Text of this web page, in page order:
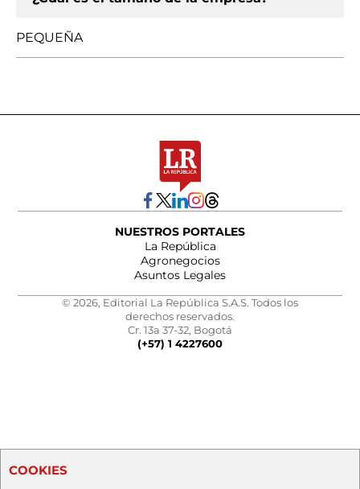
PEQUEÑA
NUESTROS PORTALES
La República
Agronegocios
Asuntos Legales
© 2026, Editorial La República S.A.S. Todos los
derechos reservados.
Cr. 13a 37-32, Bogotá
(+57) 1 4227600
COOKIES